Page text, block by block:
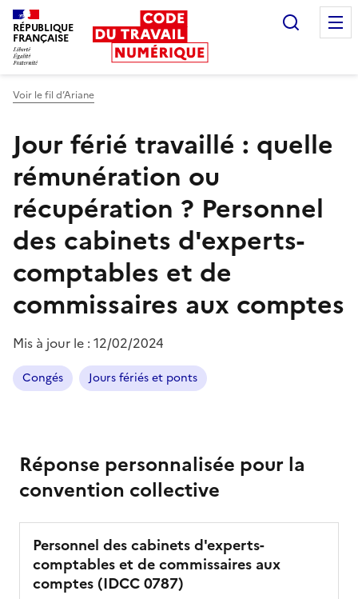
RÉPUBLIQUE
FRANÇAISE
Voir le fil d’Ariane
Jour férié travaillé : quelle
rémunération ou
récupération ? Personnel
des cabinets d'experts-
comptables et de
commissaires aux comptes
Mis à jour le : 12/02/2024
Congés Jours fériés et ponts
Réponse personnalisée pour la
convention collective
Personnel des cabinets d'experts-
comptables et de commissaires aux
comptes (IDCC0787)